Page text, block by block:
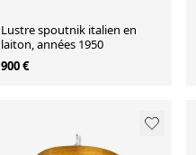
Lustre spoutnik italien en
laiton, années 1950
900 €